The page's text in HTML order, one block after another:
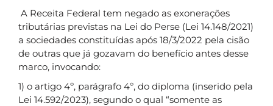
A Receita Federal tem negado as exonerações
tributárias previstas na Lei do Perse (Lei 14.148/2021)
a sociedades constituídas após 18/3/2022 pela cisão
de outras que já gozavam do benefício antes desse
marco, invocando:
1) o artigo 4º, parágrafo 4º, do diploma (inserido pela
Lei 14.592/2023), segundo o qual “somente as